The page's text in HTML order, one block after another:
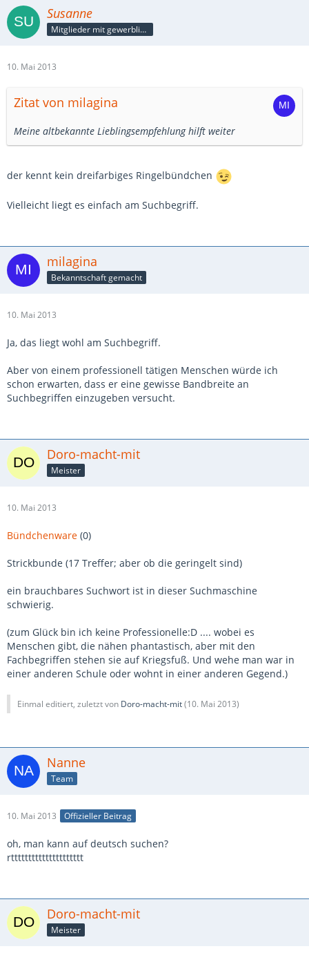
Susanne
Mitglieder mit gewerblicher Verbindung, auch als Mitarbeiter/in
10. Mai 2013
Zitat von milagina
Meine altbekannte Lieblingsempfehlung hilft weiter
der kennt kein dreifarbiges Ringelbündchen
Vielleicht liegt es einfach am Suchbegriff.
milagina
Bekanntschaft gemacht
10. Mai 2013
Ja, das liegt wohl am Suchbegriff.
Aber von einem professionell tätigen Menschen würde ich
schon erwarten, dass er eine gewisse Bandbreite an
Suchbegriffen einzugeben versucht.
Doro-macht-mit
Meister
10. Mai 2013
Bündchenware (0)
Strickbunde (17 Treffer; aber ob die geringelt sind)
ein brauchbares Suchwort ist in dieser Suchmaschine
schwierig.
(zum Glück bin ich keine Professionelle:D .... wobei es
Menschen gibt, die nähen phantastisch, aber mit den
Fachbegriffen stehen sie auf Kriegsfuß. Und wehe man war in
einer anderen Schule oder wohnt in einer anderen Gegend.)
Einmal editiert, zuletzt von Doro-macht-mit(10. Mai 2013)
Nanne
Team
10. Mai 2013 Offizieller Beitrag
oh, man kann auf deutsch suchen?
rttttttttttttttttttttt
Doro-macht-mit
Meister